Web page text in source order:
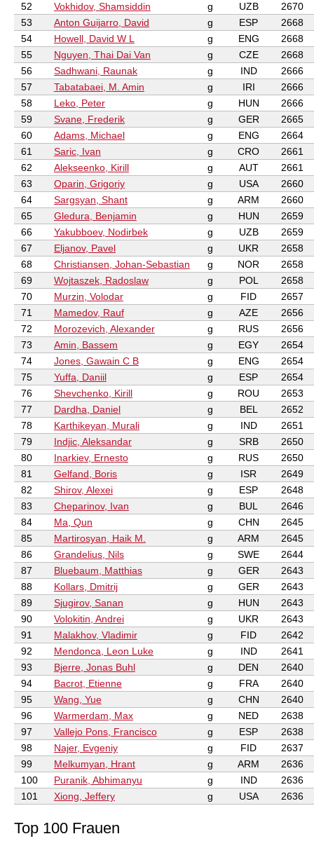
52
Vokhidov, Shamsiddin g UZB
2670
53
Anton Guijarro, David g ESP
2668
54
Howell, David W L g ENG
2668
55
Nguyen, Thai Dai Van g CZE
2668
56
Sadhwani, Raunak g IND
2666
57
Tabatabaei, M. Amin g IRI
2666
58
Leko, Peter g HUN
2666
59
Svane, Frederik g GER
2665
60
Adams, Michael g ENG
2664
61
Saric, Ivan g CRO
2661
62
Alekseenko, Kirill g AUT
2661
63
Oparin, Grigoriy g USA
2660
64
Sargsyan, Shant g ARM
2660
65
Gledura, Benjamin g HUN
2659
66
Yakubboev, Nodirbek g UZB
2659
67
Eljanov, Pavel g UKR
2658
68
Christiansen, Johan-Sebastian g NOR
2658
69
Wojtaszek, Radoslaw g POL
2658
70
Murzin, Volodar g FID
2657
71
Mamedov, Rauf g AZE
2656
72
Morozevich, Alexander g RUS
2656
73
Amin, Bassem g EGY
2654
74
Jones, Gawain C B g ENG
2654
75
Yuffa, Daniil g ESP
2654
76
Shevchenko, Kirill g ROU
2653
77
Dardha, Daniel g BEL
2652
78
Karthikeyan, Murali g IND
2651
79
Indjic, Aleksandar g SRB
2650
80
Inarkiev, Ernesto g RUS
2650
81
Gelfand, Boris g ISR
2649
82
Shirov, Alexei g ESP
2648
83
Cheparinov, Ivan g BUL
2646
84
Ma, Qun g CHN
2645
85
Martirosyan, Haik M. g ARM
2645
86
Grandelius, Nils g SWE
2644
87
Bluebaum, Matthias g GER
2643
88
Kollars, Dmitrij g GER
2643
89
Sjugirov, Sanan g HUN
2643
90
Volokitin, Andrei g UKR
2643
91
Malakhov, Vladimir g FID
2642
92
Mendonca, Leon Luke g IND
2641
93
Bjerre, Jonas Buhl g DEN
2640
94
Bacrot, Etienne g FRA
2640
95
Wang, Yue g CHN
2640
96
Warmerdam, Max g NED
2638
97
Vallejo Pons, Francisco g ESP
2638
98
Najer, Evgeniy g FID
2637
99
Melkumyan, Hrant g ARM
2636
100
Puranik, Abhimanyu g IND
2636
101
Xiong, Jeffery g USA 2636
Top 100 Frauen